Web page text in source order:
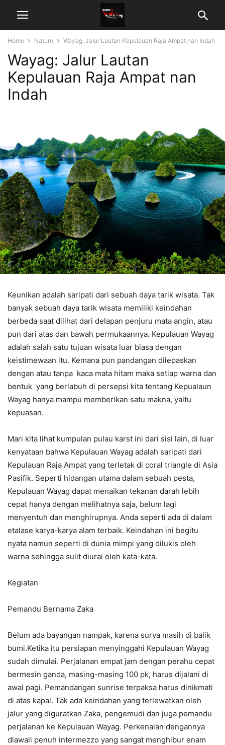
Home Nature Wayag: Jalur Lautan Kepulauan Raja Ampat nan Indah
Wayag: Jalur Lautan
Kepulauan Raja Ampat nan
Indah
Keunikan adalah saripati dari sebuah daya tarik wisata. Tak
banyak sebuah daya tarik wisata memiliki keindahan
berbeda saat dilihat dari delapan penjuru mata angin, atau
pun dari atas dan bawah permukaannya. Kepulauan Wayag
adalah salah satu tujuan wisata luar biasa dengan
keistimewaan itu. Kemana pun pandangan dilepaskan
dengan atau tanpa kaca mata hitam maka setiap warna dan
bentuk yang berlabuh di persepsi kita tentang Kepualaun
Wayag hanya mampu memberikan satu makna, yaitu
kepuasan.
Mari kita lihat kumpulan pulau karst ini dari sisi lain, di luar
kenyataan bahwa Kepulauan Wayag adalah saripati dari
Kepulauan Raja Ampat yang terletak di coral triangle di Asia
Pasifik. Seperti hidangan utama dalam sebuah pesta,
Kepulauan Wayag dapat menaikan tekanan darah lebih
cepat hanya dengan melihatnya saja, belum lagi
menyentuh dan menghirupnya. Anda seperti ada di dalam
etalase karya-karya alam terbaik. Keindahan ini begitu
nyata namun seperti di dunia mimpi yang dilukis oleh
warna sehingga sulit diurai oleh kata-kata.
Kegiatan
Pemandu Bernama Zaka
Belum ada bayangan nampak, karena surya masih di balik
bumi.Ketika itu persiapan menyinggahi Kepulauan Wayag
sudah dimulai. Perjalanan empat jam dengan perahu cepat
bermesin ganda, masing-masing 100 pk, harus dijalani di
awal pagi. Pemandangan sunrise terpaksa harus dinikmati
di atas kapal. Tak ada keindahan yang terlewatkan oleh
jalur yang diguratkan Zaka, pengemudi dan juga pemandu
perjalanan ke Kepulauan Wayag. Perkenalan dengannya
diawali penuh intermezzo yang sangat menghibur enam